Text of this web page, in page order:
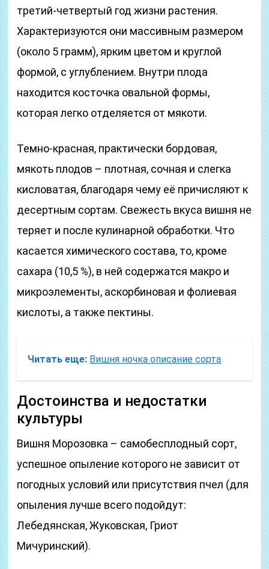
третий-четвертый год жизни растения.
Характеризуются они массивным размером
(около 5 грамм), ярким цветом и круглой
формой, с углублением. Внутри плода
находится косточка овальной формы,
которая легко отделяется от мякоти.
Темно-красная, практически бордовая,
мякоть плодов – плотная, сочная и слегка
кисловатая, благодаря чему её причисляют к
десертным сортам. Свежесть вкуса вишня не
теряет и после кулинарной обработки. Что
касается химического состава, то, кроме
сахара (10,5 %), в ней содержатся макро и
микроэлементы, аскорбиновая и фолиевая
кислоты, а также пектины.
Читать еще: Вишня ночка описание сорта
Достоинства и недостатки
культуры
Вишня Морозовка – самобесплодный сорт,
успешное опыление которого не зависит от
погодных условий или присутствия пчел (для
опыления лучше всего подойдут:
Лебедянская, Жуковская, Гриот
Мичуринский).